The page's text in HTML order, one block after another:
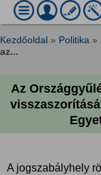
Kezdőoldal » Politika »
az...
Az
A jogszabályhely